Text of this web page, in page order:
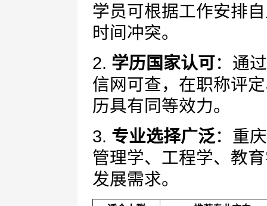
学员可根据工作安排
时间冲突。
2. 学历国家认可：通
信网可查，在职称评
历具有同等效力。
3. 专业选择广泛：重
管理学、工程学、教
发展需求。